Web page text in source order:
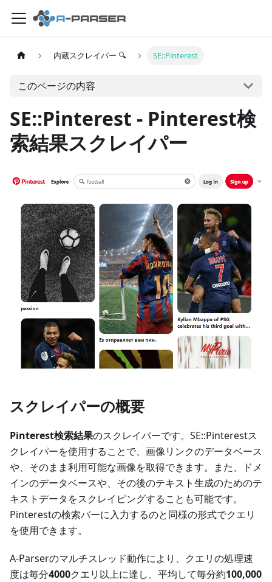
内蔵スクレイパー 🔍 SE::Pinterest
このページの内容
SE::Pinterest - Pinterest検
索結果スクレイパー
スクレイパーの概要
Pinterest検索結果のスクレイパーです。SE::Pinterestス
クレイパーを使用することで、画像リンクのデータベース
や、そのまま利用可能な画像を取得できます。また、ドメ
インのデータベースや、その後のテキスト生成のためのテ
キストデータをスクレイピングすることも可能です。
Pinterestの検索バーに入力するのと同様の形式でクエリ
を使用できます。
A-Parserのマルチスレッド動作により、クエリの処理速
度は毎分4000クエリ以上に達し、平均して毎分約100,000